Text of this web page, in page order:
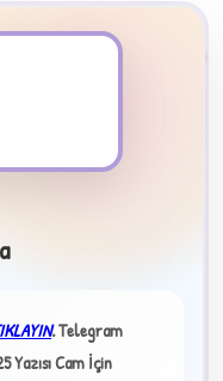
.Telegram
Yazısı Cam İçin